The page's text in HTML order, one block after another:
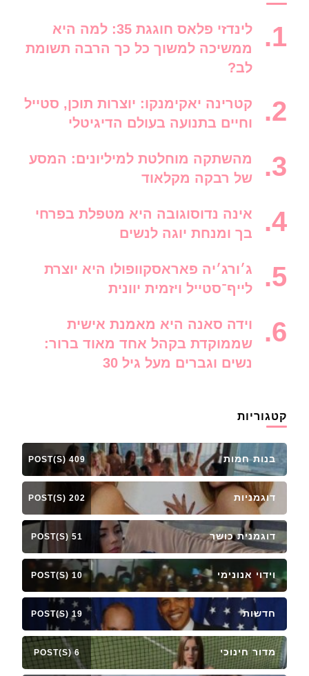
לינדזי פלאס חוגגת 35: למה היא
ממשיכה למשוך כל כך הרבה תשומת
לב?
קטרינה יאקימנקו: יוצרות תוכן, סטייל
וחיים בתנועה בעולם הדיגיטלי
מהשתקה מוחלטת למיליונים: המסע
של רבקה מקלאוד
אינה נדוסוגובה היא מטפלת בפרחי
בך ומנחת יוגה לנשים
ג׳ורג׳יה פאראסקוופולו היא יוצרת
לייף־סטייל ויזמית יוונית
וידה סאנה היא מאמנת אישית
שממוקדת בקהל אחד מאוד ברור:
נשים וגברים מעל גיל 30
קטגוריות
בנות חמות 409 POST(S)
דוגמניות 202 POST(S)
דוגמנית כושר 51 POST(S)
וידוי אנונימי 10 POST(S)
חדשות 19 POST(S)
מדור חינוכי 6 POST(S)